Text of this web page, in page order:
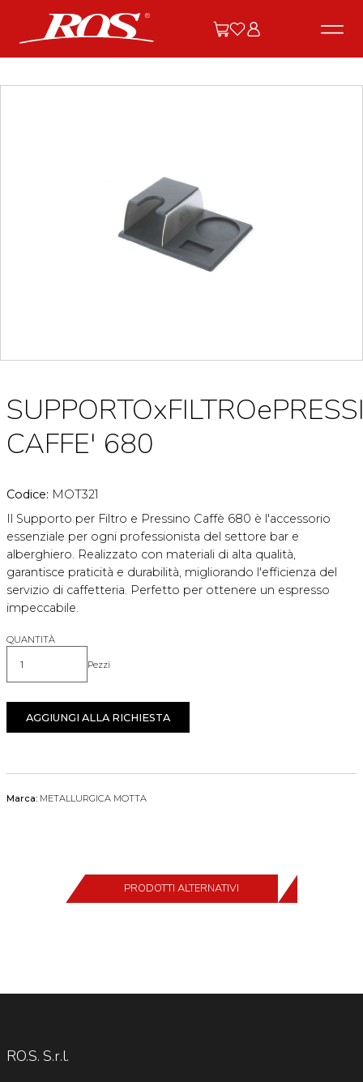
CAFFE' 680
Codice: MOT321
Il Supporto per Filtro e Pressino Caffè 680 è l'accessorio
essenziale per ogni professionista del settore bar e
alberghiero. Realizzato con materiali di alta qualità,
garantisce praticità e durabilità, migliorando l'efficienza del
servizio di caffetteria. Perfetto per ottenere un espresso
impeccabile.
QUANTITÀ
Quantità Pezzi
AGGIUNGI ALLA RICHIESTA
Marca: METALLURGICA MOTTA
PRODOTTI ALTERNATIVI
RO.S. S.r.l.